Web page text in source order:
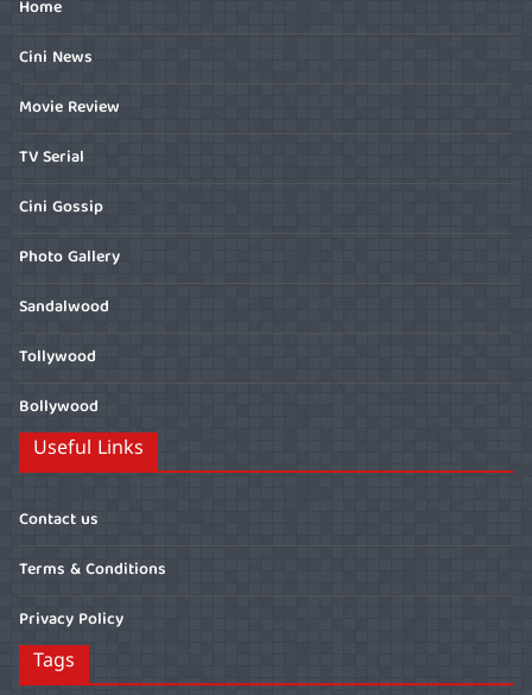
Home
Cini News
Movie Review
TV Serial
Cini Gossip
Photo Gallery
Sandalwood
Tollywood
Bollywood
Useful Links
Contact us
Terms & Conditions
Privacy Policy
Tags